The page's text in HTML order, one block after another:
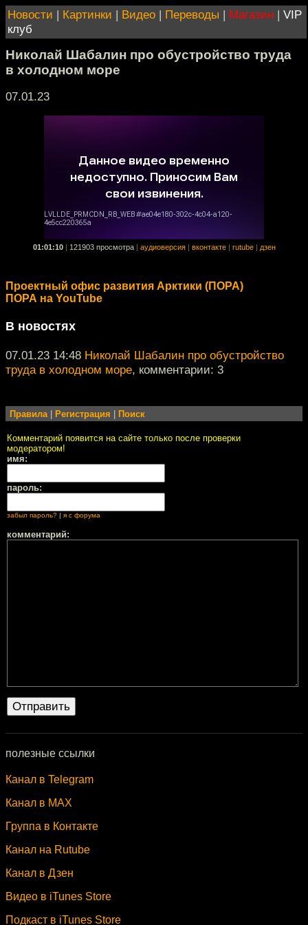
Новости | Картинки | Видео | Переводы | Магазин | VIP
клуб
Николай Шабалин про обустройство труда
в холодном море
07.01.23
01:01:10 121903 просмотра аудиоверсия вконтакте rutube дзен
Проектный офис развития Арктики (ПОРА)
ПОРА на YouTube
В новостях
07.01.23 14:48 Николай Шабалин про обустройство
труда в холодном море, комментарии: 3
Правила| Регистрация Поиск
Комментарий появится на сайте только после проверки
модератором!
имя:
пароль:
забыл пароль? я с форума
комментарий:
полезные ссылки
Канал в Telegram
Канал в MAX
Группа в Контакте
Канал на Rutube
Канал в Дзен
Видео в iTunes Store
Подкаст в iTunes Store